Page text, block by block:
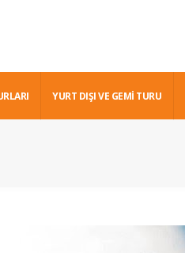
YURT DIŞI VE GEMI TURU